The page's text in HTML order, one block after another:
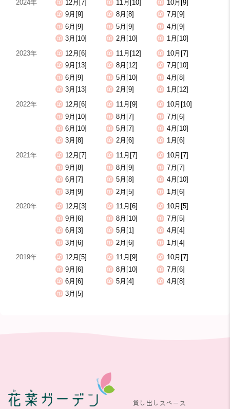
2024年
12月[7] 11月[10]
10月[9]
9月[9]
8月[8]
7月[9]
6月[9]
5月[9]
4月[9]
3月[10]
2月[10]
1月[10]
2023年
12月[6] 11月[12]
10月[7]
9月[13]
8月[12]
7月[10]
6月[9]
5月[10]
4月[8]
3月[13]
2月[9]
1月[12]
2022年
12月[6] 11月[9]
10月[10]
9月[10]
8月[7]
7月[6]
6月[10]
5月[7]
4月[10]
3月[8]
2月[6]
1月[6]
2021年
12月[7] 11月[7]
10月[7]
9月[8]
8月[9]
7月[7]
6月[7]
5月[8]
4月[10]
3月[9]
2月[5]
1月[6]
2020年
12月[3] 11月[6]
10月[5]
9月[6]
8月[10]
7月[5]
6月[3]
5月[1]
4月[4]
3月[6]
2月[6]
1月[4]
2019年
12月[5] 11月[9]
10月[7]
9月[6]
8月[10]
7月[6]
6月[6]
5月[4]
4月[8]
3月[5]
貸し出しスペース